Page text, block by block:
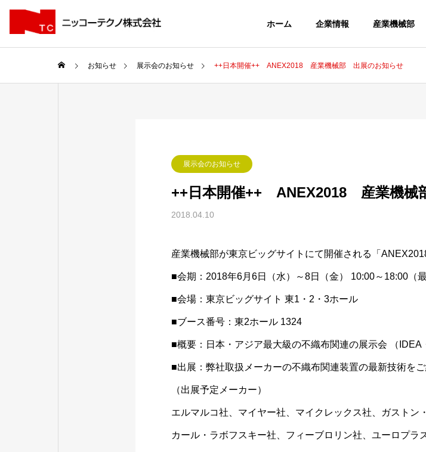
ホーム 企業情報 産業機械部
お知らせ 展示会のお知らせ ++日本開催++ ANEX2018 産業機械部 出展のお知らせ
展示会のお知らせ
++日本開催++ ANEX2018 産業機械
2018.04.10
産業機械部が東京ビッグサイトにて開催される「
■会期：2018年6月6日（水）～8日（金） 10:00～18:00（
■会場：東京ビッグサイト 東1・2・3ホール
■ブース番号：東2ホール 1324
■概要：日本・アジア最大級の不織布関連の展示会 （IDEA
■出展：弊社取扱メーカーの不織布関連装置の最新技術を
（出展予定メーカー）
エルマルコ社、マイヤー社、マイクレックス社、ガストン
カール・ラボフスキー社、フィーブロリン社、ユーロプラ